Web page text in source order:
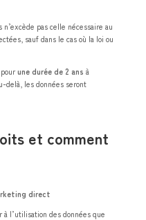
pas celle nécessaire au
sauf dans le cas où la loi ou
pourune durée de 2 ans à
delà, les données seront
et comment
direct
à l’utilisation des données que